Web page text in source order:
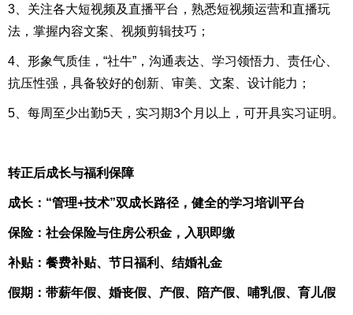
3、关注各大短视频及直播平台，熟悉短视频运营和直播玩
法，掌握内容文案、视频剪辑技巧；
4、形象气质佳，“社牛”，沟通表达、学习领悟力、责任心、
抗压性强，具备较好的创新、审美、文案、设计能力；
5、每周至少出勤5天，实习期3个月以上，可开具实习证明。
转正后成长与福利保障
成长：“管理+技术”双成长路径，健全的学习培训平台
保险：社会保险与住房公积金，入职即缴
补贴：餐费补贴、节日福利、结婚礼金
假期：带薪年假、婚丧假、产假、陪产假、哺乳假、育儿假